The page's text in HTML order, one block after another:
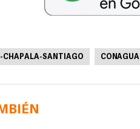
CHAPALA-SANTIAGO CONAGUA